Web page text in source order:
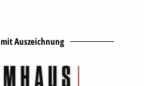
Auszeichnung